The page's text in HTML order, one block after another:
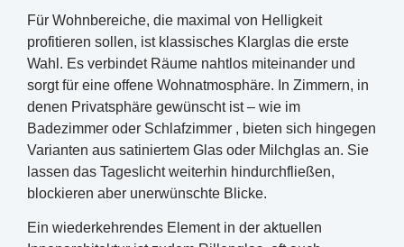
Für Wohnbereiche, die maximal von Helligkeit
profitieren sollen, ist klassisches Klarglas die erste
Wahl. Es verbindet Räume nahtlos miteinander und
sorgt für eine offene Wohnatmosphäre. In Zimmern, in
denen Privatsphäre gewünscht ist – wie im
Badezimmer oder Schlafzimmer , bieten sich hingegen
Varianten aus satiniertem Glas oder Milchglas an. Sie
lassen das Tageslicht weiterhin hindurchfließen,
blockieren aber unerwünschte Blicke.
Ein wiederkehrendes Element in der aktuellen